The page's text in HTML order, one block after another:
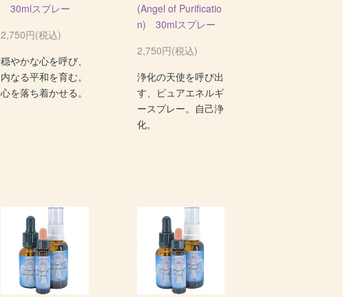
30mlスプレー
2,750円(税込)
穏やかな心を呼び、
内なる平和を育む。
心を落ち着かせる。
(Angel of Purificatio
n) 30mlスプレー
2,750円(税込)
浄化の天使を呼び出
す、ピュアエネルギ
ースプレー。自己浄
化。